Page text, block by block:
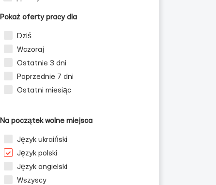
Pokaż oferty pracy dla
Dziś
Wczoraj
Ostatnie 3 dni
Poprzednie 7 dni
Ostatni miesiąc
Na początek wolne miejsca
Język ukraiński
Język polski
Język angielski
Wszyscy